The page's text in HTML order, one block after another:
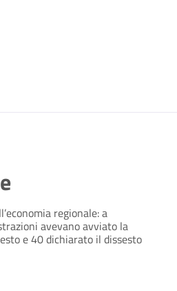
regionale: a
avevano avviato la
e 40 dichiarato il dissesto